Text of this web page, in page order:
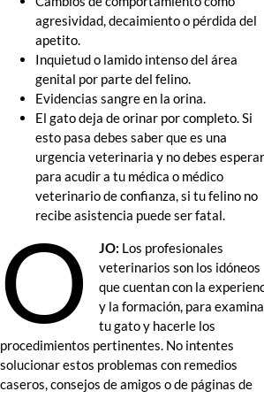
agresividad, decaimiento o pérdida del
apetito.
Inquietud o lamido intenso del área
genital por parte del felino.
Evidencias sangre en la orina.
El gato deja de orinar por completo. Si
esto pasa debes saber que es una
urgencia veterinaria y no debes esperar
para acudir a tu médica o médico
veterinario de confianza, si tu felino no
recibe asistencia puede ser fatal.
O JO: Los profesionales
veterinarios son los idóneos
que cuentan con la
y la formación, para
tu gato y hacerle los
procedimientos pertinentes. No intentes
solucionar estos problemas con remedios
caseros, consejos de amigos o de páginas de